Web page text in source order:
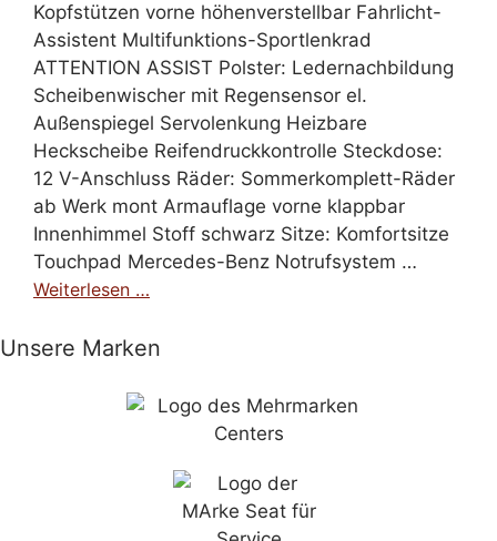
Kopfstützen vorne höhenverstellbar Fahrlicht-
Assistent Multifunktions-Sportlenkrad
ATTENTION ASSIST Polster: Ledernachbildung
Scheibenwischer mit Regensensor el.
Außenspiegel Servolenkung Heizbare
Heckscheibe Reifendruckkontrolle Steckdose:
12 V-Anschluss Räder: Sommerkomplett-Räder
ab Werk mont Armauflage vorne klappbar
Innenhimmel Stoff schwarz Sitze: Komfortsitze
Touchpad Mercedes-Benz Notrufsystem …
Weiterlesen …
Unsere Marken